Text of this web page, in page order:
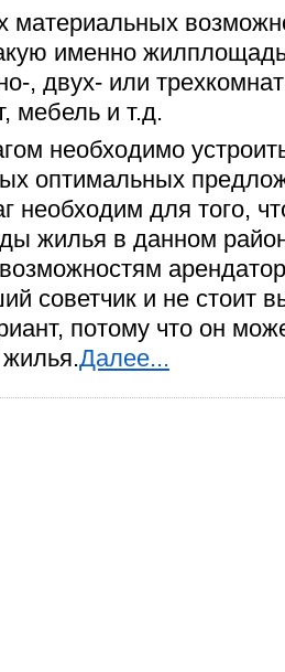
материальных
именно
, двух- или
мебель и т.д.
необходимо
оптимальных
необходим для того,
жилья в данном
советчик и не стоит
потому что он
Далее...